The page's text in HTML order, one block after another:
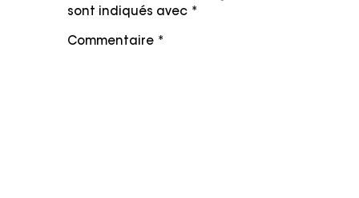
sont indiqués avec *
Commentaire *